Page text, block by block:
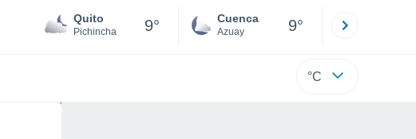
Quito
Pichincha 9° Cuenca
Azuay 9°
°C